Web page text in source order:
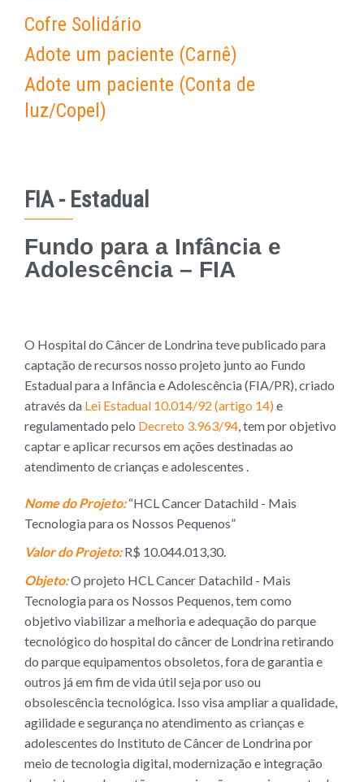
Cofre Solidário
Adote um paciente (Carnê)
Adote um paciente (Conta de
luz/Copel)
FIA - Estadual
Fundo para a Infância e
Adolescência – FIA
O Hospital do Câncer de Londrina teve publicado para
captação de recursos nosso projeto junto ao Fundo
Estadual para a Infância e Adolescência (FIA/PR), criado
através da Lei Estadual 10.014/92 (artigo 14)e
regulamentado pelo Decreto 3.963/94, tem por objetivo
captar e aplicar recursos em ações destinadas ao
atendimento de crianças e adolescentes .
Nome do Projeto:“HCL Cancer Datachild - Mais
Tecnologia para os Nossos Pequenos”
Valor do Projeto:R$ 10.044.013,30.
Objeto:O projeto HCL Cancer Datachild - Mais
Tecnologia para os Nossos Pequenos, tem como
objetivo viabilizar a melhoria e adequação do parque
tecnológico do hospital do câncer de Londrina retirando
do parque equipamentos obsoletos, fora de garantia e
outros já em fim de vida útil seja por uso ou
obsolescência tecnológica. Isso visa ampliar a qualidade,
agilidade e segurança no atendimento as crianças e
adolescentes do Instituto de Câncer de Londrina por
meio de tecnologia digital, modernização e integração